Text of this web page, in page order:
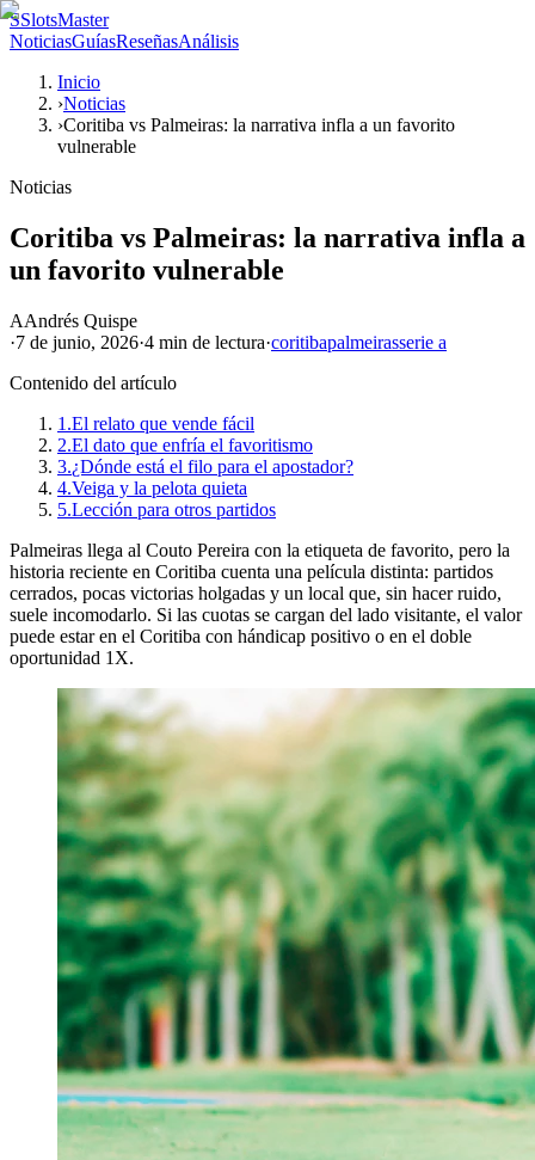
SSlotsMaster
NoticiasGuíasReseñasAnálisis
Inicio
›Noticias
›Coritiba vs Palmeiras: la narrativa infla a un favorito
vulnerable
Noticias
Coritiba vs Palmeiras: la narrativa infla a
un favorito vulnerable
AAndrés Quispe
·7 de junio, 2026·4 min de lectura·coritibapalmeirasserie a
Contenido del artículo
1.El relato que vende fácil
2.El dato que enfría el favoritismo
3.¿Dónde está el filo para el apostador?
4.Veiga y la pelota quieta
5.Lección para otros partidos
Palmeiras llega al Couto Pereira con la etiqueta de favorito, pero la
historia reciente en Coritiba cuenta una película distinta: partidos
cerrados, pocas victorias holgadas y un local que, sin hacer ruido,
suele incomodarlo. Si las cuotas se cargan del lado visitante, el valor
puede estar en el Coritiba con hándicap positivo o en el doble
oportunidad 1X.